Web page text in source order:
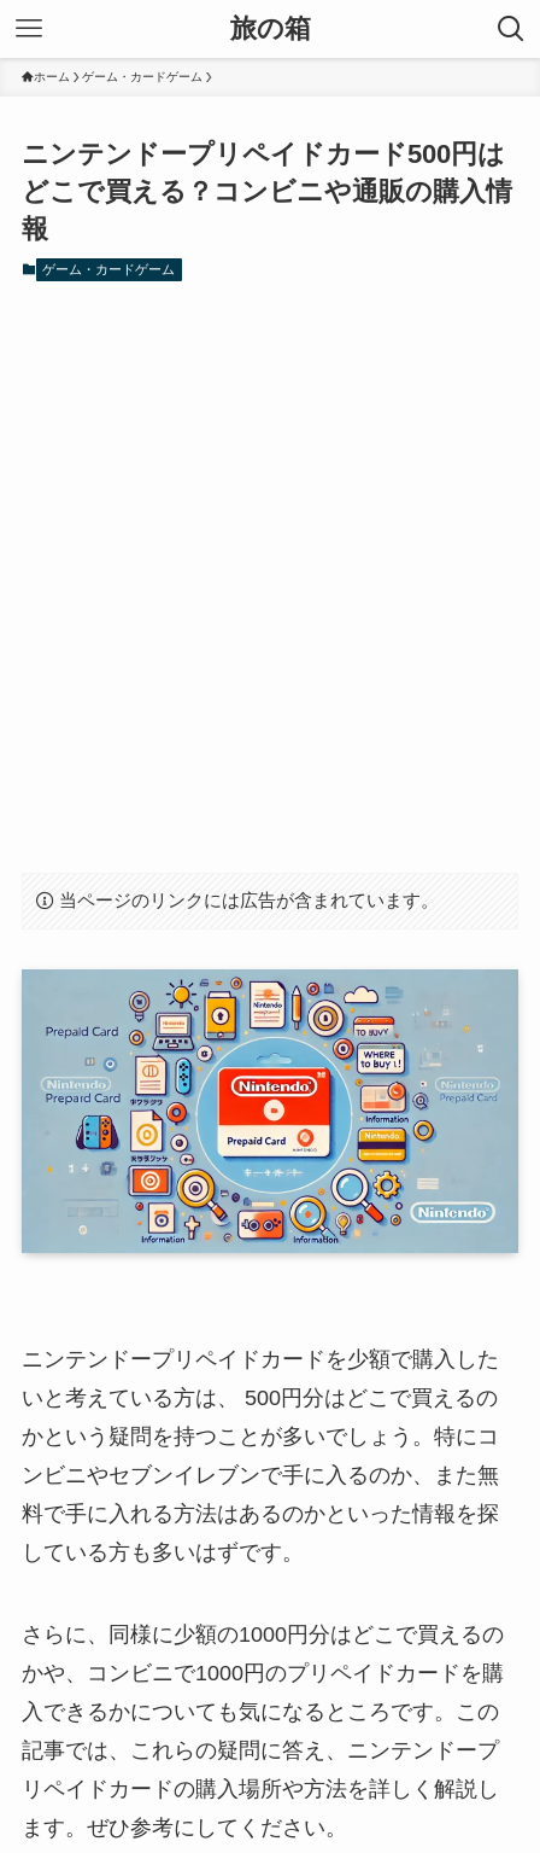
旅の箱
ホーム ゲーム・カードゲーム
ニンテンドープリペイドカード500円は
どこで買える？コンビニや通販の購入情
報
ゲーム・カードゲーム
当ページのリンクには広告が含まれています。
ニンテンドープリペイドカードを少額で購入した
いと考えている方は、 500円分はどこで買えるの
かという疑問を持つことが多いでしょう。特にコ
ンビニやセブンイレブンで手に入るのか、また無
料で手に入れる方法はあるのかといった情報を探
している方も多いはずです。
さらに、同様に少額の1000円分はどこで買えるの
かや、コンビニで1000円のプリペイドカードを購
入できるかについても気になるところです。この
記事では、これらの疑問に答え、ニンテンドープ
リペイドカードの購入場所や方法を詳しく解説し
ます。ぜひ参考にしてください。